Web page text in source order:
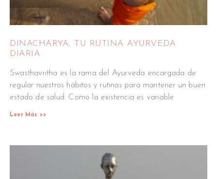
DINACHARYA, TU RUTINA AYURVEDA
DIARIA
Swasthavritha es la rama del Ayurveda encargada de
regular nuestros hábitos y rutinas para mantener un buen
estado de salud. Como la existencia es variable
Leer Más >>